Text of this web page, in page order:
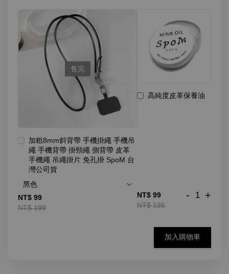
售完
加粗8mm斜背帶 手機掛繩 手機吊
繩 手機背帶 掛頸繩 側背帶 皮革
手機繩 吊繩掛片 免孔掛 SpoM 台
灣公司貨
NT$ 99
NT$ 199
高純度皮革保養油
NT$ 99
NT$ 135
- +
加入購物車